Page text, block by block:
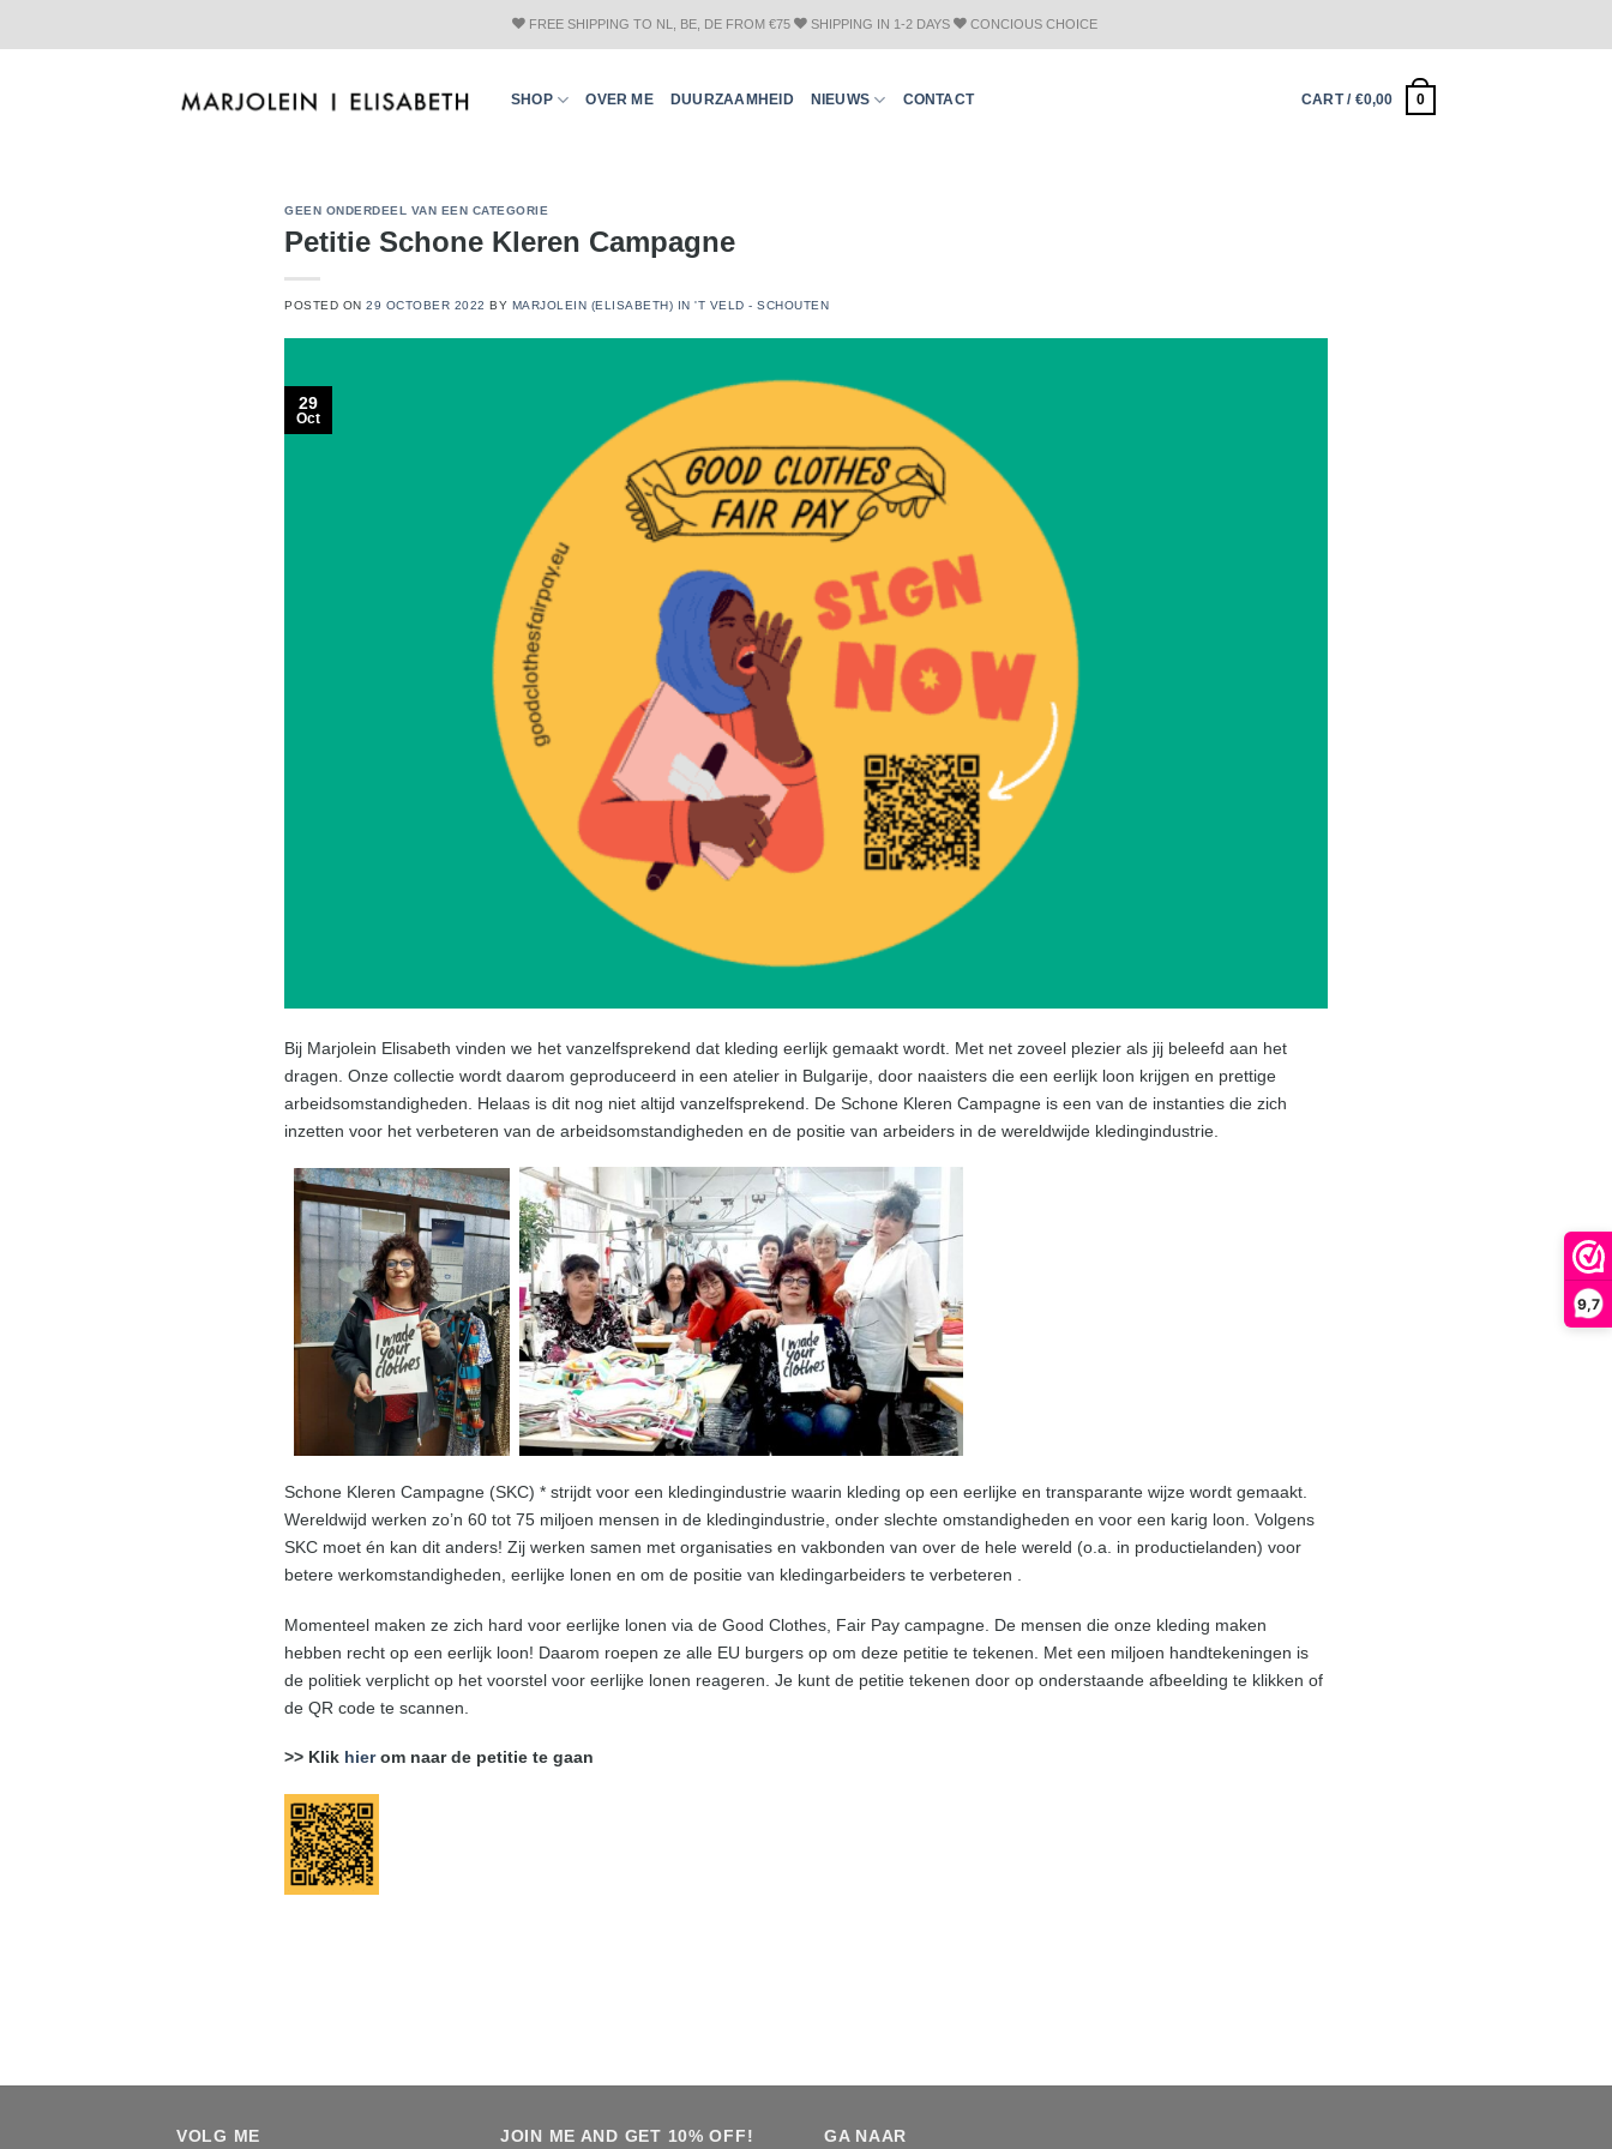
9,7
FREE SHIPPING TO NL, BE, DE FROM €75 SHIPPING IN 1-2 DAYS CONCIOUS CHOICE
SHOP OVER ME DUURZAAMHEID NIEUWS CONTACT CART / €0,00 0
GEEN ONDERDEEL VAN EEN CATEGORIE
Petitie Schone Kleren Campagne
POSTED ON29 OCTOBER 2022 BY MARJOLEIN (ELISABETH) IN 'T VELD - SCHOUTEN
29
Oct
Bij Marjolein Elisabeth vinden we het vanzelfsprekend dat kleding eerlijk gemaakt wordt. Met net zoveel plezier als jij beleefd aan het
dragen. Onze collectie wordt daarom geproduceerd in een atelier in Bulgarije, door naaisters die een eerlijk loon krijgen en prettige
arbeidsomstandigheden. Helaas is dit nog niet altijd vanzelfsprekend. De Schone Kleren Campagne is een van de instanties die zich
inzetten voor het verbeteren van de arbeidsomstandigheden en de positie van arbeiders in de wereldwijde kledingindustrie.
Schone Kleren Campagne (SKC) * strijdt voor een kledingindustrie waarin kleding op een eerlijke en transparante wijze wordt gemaakt.
Wereldwijd werken zo’n 60 tot 75 miljoen mensen in de kledingindustrie, onder slechte omstandigheden en voor een karig loon. Volgens
SKC moet én kan dit anders! Zij werken samen met organisaties en vakbonden van over de hele wereld (o.a. in productielanden) voor
betere werkomstandigheden, eerlijke lonen en om de positie van kledingarbeiders te verbeteren .
Momenteel maken ze zich hard voor eerlijke lonen via de Good Clothes, Fair Pay campagne. De mensen die onze kleding maken
hebben recht op een eerlijk loon! Daarom roepen ze alle EU burgers op om deze petitie te tekenen. Met een miljoen handtekeningen is
de politiek verplicht op het voorstel voor eerlijke lonen reageren. Je kunt de petitie tekenen door op onderstaande afbeelding te klikken of
de QR code te scannen.
>> Klik hierom naar de petitie te gaan
VOLG ME JOIN ME AND GET 10% OFF! GA NAAR